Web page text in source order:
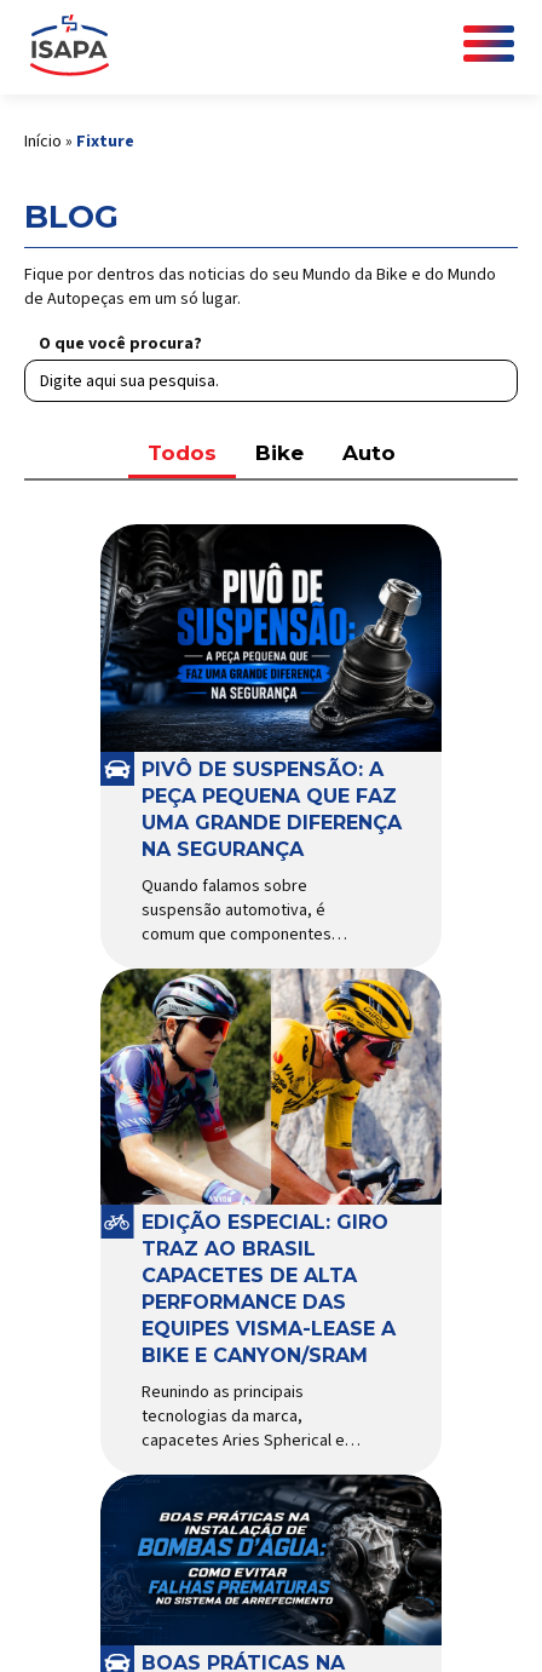
Início » Fixture
BLOG
Fique por dentros das noticias do seu Mundo da Bike e do Mundo
de Autopeças em um só lugar.
O que você procura?
Todos Bike Auto
PIVÔ DE SUSPENSÃO: A
PEÇA PEQUENA QUE FAZ
UMA GRANDE DIFERENÇA
NA SEGURANÇA
Quando falamos sobre
suspensão automotiva, é
comum que componentes
recebam mais atenção. Porém,
existe uma peça relativamente
pequena que desempenha um
papel fundamental na
segurança e no
comportamento do veículo: o
pivô de suspensão.
Responsável por conectar
diferentes componentes do
sistema e permitir os
movimentos necessários
durante a condução, o pivô […]
EDIÇÃO ESPECIAL: GIRO
TRAZ AO BRASIL
CAPACETES DE ALTA
PERFORMANCE DAS
EQUIPES VISMA-LEASE A
BIKE E CANYON/SRAM
Reunindo as principais
tecnologias da marca,
capacetes Aries Spherical e
ao país com a pintura oficial
utilizada por equipes do World
Tour Patrocinadora de algumas
das principais equipes de
ciclismo do mundo, a Giro é
uma das marcas de capacetes
e acessórios para ciclismo
mais reconhecida no Brasil.
BOAS PRÁTICAS NA